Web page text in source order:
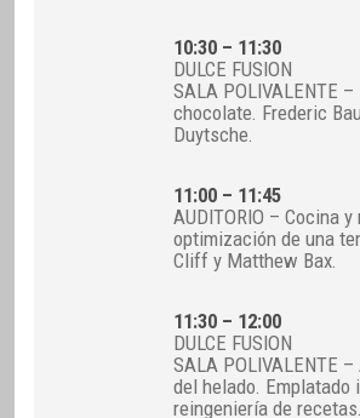
10:30 – 11:30
DULCE FUSION
SALA POLIVALENTE
chocolate. Frederic
Duytsche.
11:00 – 11:45
AUDITORIO – Cocina
optimización de una
Cliff y Matthew Bax.
11:30 – 12:00
DULCE FUSION
SALA POLIVALENTE
del helado. Emplatado
reingeniería de